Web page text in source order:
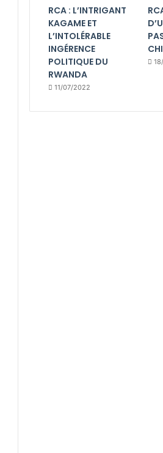
RCA : L’INTRIGANT
KAGAME ET
L’INTOLÉRABLE
INGÉRENCE
POLITIQUE DU
RWANDA
11/07/2022